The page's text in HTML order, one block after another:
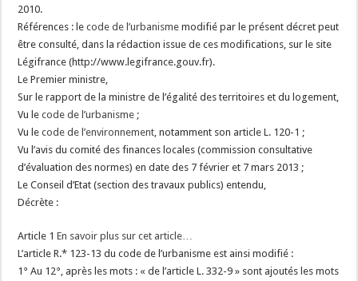
2010.
Références : lecode de l’urbanisme modifié par le présent décret peut
être consulté, dans la rédaction issue de ces modifications, sur le site
Légifrance (http://www.legifrance.gouv.fr).
Le Premier ministre,
Sur le rapport de la ministre de l’égalité des territoires et du logement,
Vu lecode de l’urbanisme ;
Vu lecode de l’environnement, notamment son article L. 120-1 ;
Vu l’avis du comité des finances locales (commission consultative
d’évaluation des normes) en date des 7 février et 7 mars 2013 ;
Le Conseil d’Etat (section des travaux publics) entendu,
Décrète :
Article 1En savoir plus sur cet article…
L’article R.* 123-13 du code de l’urbanisme est ainsi modifié :
1° Au 12°, après les mots : « de l’article L. 332-9 » sont ajoutés les mots